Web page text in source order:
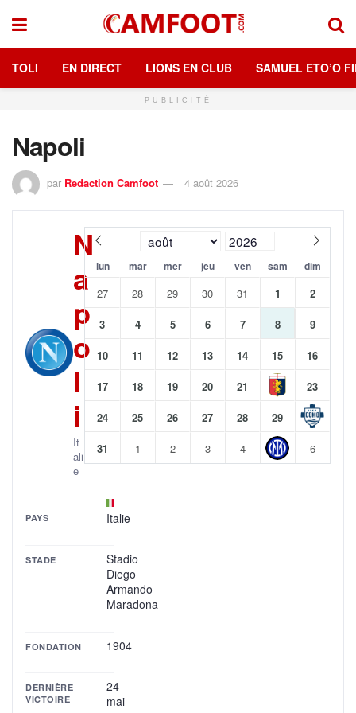
TOLI EN DIRECT LIONS EN CLUB SAMUEL ETO’O
PUBLICITÉ
Napoli
par Redaction Camfoot 4 août 2026
N
a
p
o
l
i
It
ali
e
PAYS Italie
STADE
Stadio
Diego
Armando
Maradona
FONDATION 1904
DERNIÈRE
VICTOIRE
24
mai
lun mar mer jeu ven sam dim
27 28 29 30 31 1 2
3 4 5 6 7 8 9
10 11 12 13 14 15 16
17 18 19 20 21 23
24 25 26 27 28 29
31 1 2 3 4 6